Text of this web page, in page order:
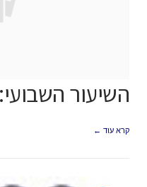
השיעור
קרא עוד ←